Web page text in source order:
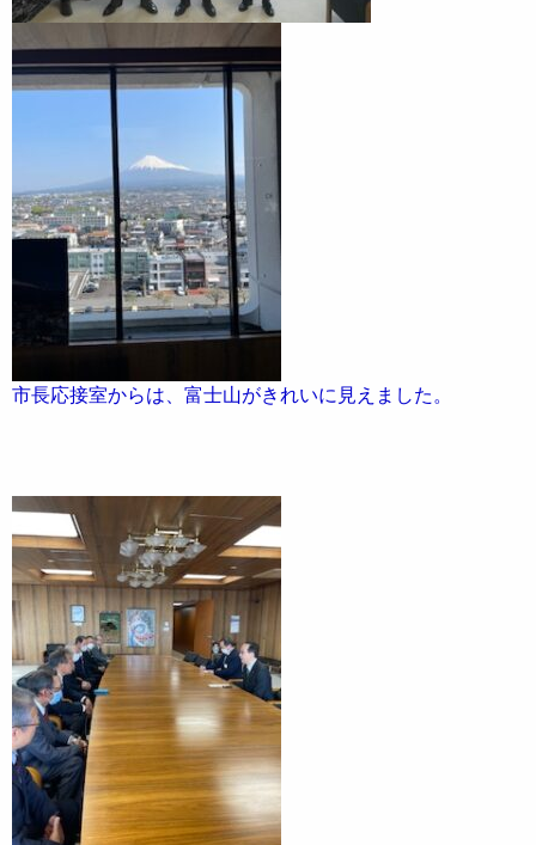
市長応接室からは、富士山がきれいに見えました。